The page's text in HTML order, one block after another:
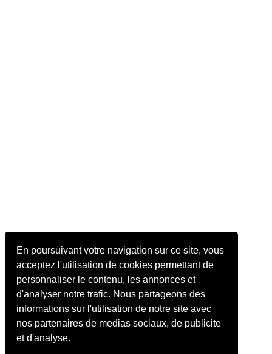
En poursuivant votre navigation sur ce site, vous
acceptez l'utilisation de cookies permettant de
personnaliser le contenu, les annonces et
d'analyser notre trafic. Nous partageons des
informations sur l'utilisation de notre site avec
nos partenaires de medias sociaux, de publicite
et d'analyse.